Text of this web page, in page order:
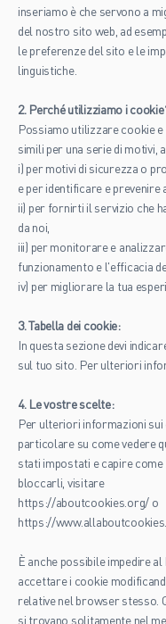
inseriamo è che servono a
del nostro sito web, ad
le preferenze del sito e le
linguistiche.
2. Perché utilizziamo i
Possiamo utilizzare cookie
simili per una serie di motivi,
i) per motivi di sicurezza o
e per identificare e prevenire
ii) per fornirti il servizio che
da noi,
iii) per monitorare e
funzionamento e l'efficacia
iv) per migliorare la tua
3. Tabella dei cookie:
In questa sezione devi
sul tuo sito. Per ulteriori
4. Le vostre scelte:
Per ulteriori informazioni sui
particolare su come vedere
stati impostati e capire
bloccarli, visitare
https://aboutcookies.org/ o
https://
È anche possibile impedire
accettare i cookie
relative nel browser stesso.
si trovano solitamente nel